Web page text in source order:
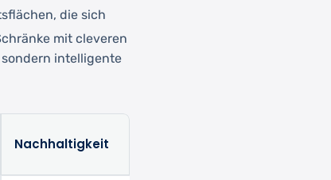
die sich
mit cleveren
intelligente
Nachhaltigkeit